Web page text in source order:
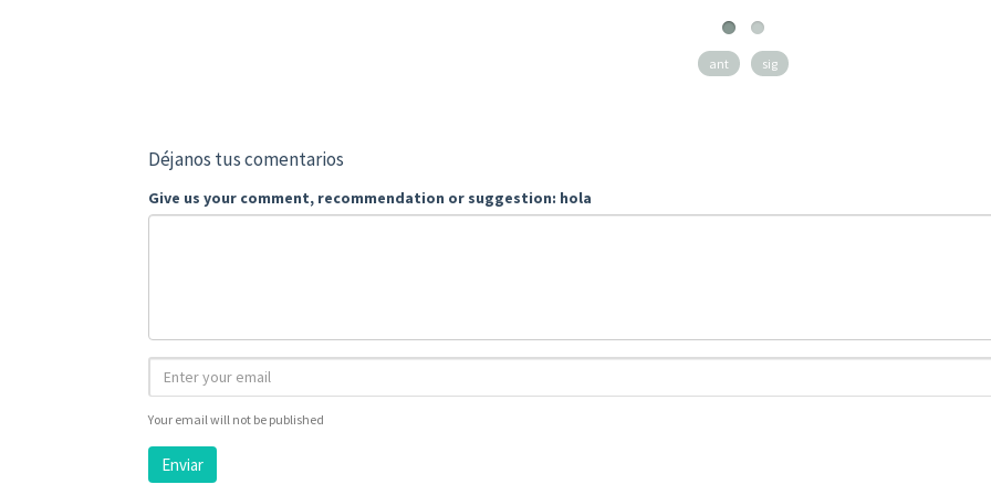
ant sig
Déjanos tus comentarios
Give us your comment, recommendation or suggestion: hola
Your email will not be published
Enviar